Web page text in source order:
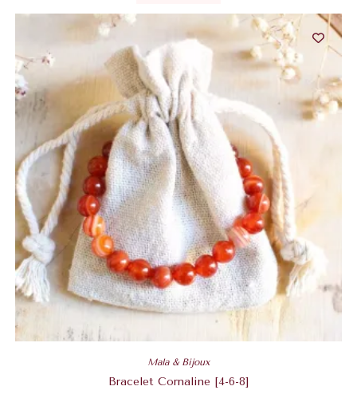
Mala & Bijoux
Bracelet Cornaline [4-6-8]